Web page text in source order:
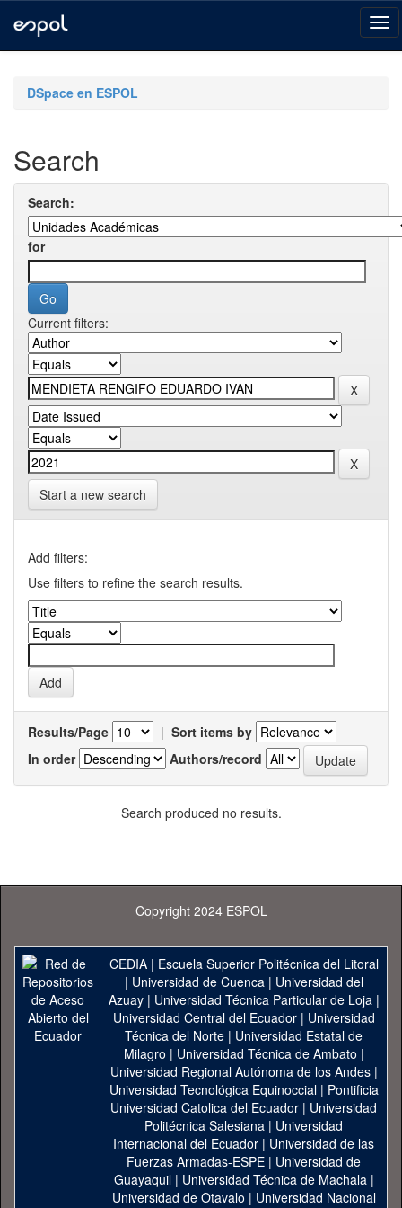
navigationDSpace en ESPOL
Search
Search:
for
Current filters:
Start a new search
Add filters:
Use filters to refine the search results.
Results/Page | Sort items by
In order
Authors/record
Search produced no results.
Copyright 2024 ESPOL
CEDIA| Escuela Superior Politécnica del Litoral
| Universidad de Cuenca| Universidad del
Azuay| Universidad Técnica Particular de Loja|
Universidad Central del Ecuador| Universidad
Técnica del Norte | Universidad Estatal de
Milagro | Universidad Técnica de Ambato |
Universidad Regional Autónoma de los Andes|
Universidad Tecnológica Equinoccial| Pontificia
Universidad Catolica del Ecuador | Universidad
Politécnica Salesiana | Universidad
Internacional del Ecuador | Universidad de las
Fuerzas Armadas-ESPE | Universidad de
Guayaquil| Universidad Técnica de Machala|
Universidad de Otavalo | Universidad Nacional